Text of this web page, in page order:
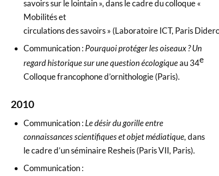
savoirs sur le lointain », dans le cadre du colloque «
Mobilités et
circulations des savoirs » (Laboratoire ICT, Paris
Communication :Pourquoi protéger les oiseaux ? Un
regard historique sur une question écologiqueau 34e
Colloque francophone d’ornithologie (Paris).
2010
Communication :Le désir du gorille entre
connaissances scientifiques et objet médiatique,dans
le cadre d’un séminaire Resheis (Paris VII, Paris).
Communication :